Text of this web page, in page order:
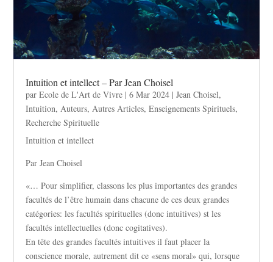
Intuition et intellect – Par Jean Choisel
parEcole de L'Art de Vivre |6 Mar 2024 |Jean Choisel,
Intuition, Auteurs, Autres Articles,Enseignements Spirituels,
Recherche Spirituelle
Intuition et intellect
Par Jean Choisel
«… Pour simplifier, classons les plus importantes des grandes
facultés de l’être humain dans chacune de ces deux grandes
catégories: les facultés spirituelles (donc intuitives) st les
facultés intellectuelles (donc cogitatives).
En tête des grandes facultés intuitives il faut placer la
conscience morale, autrement dit ce «sens moral» qui, lorsque